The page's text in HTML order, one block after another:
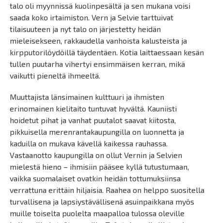
talo oli myynnissä kuolinpesältä ja sen mukana voisi
saada koko irtaimiston. Vern ja Selvie tarttuivat
tilaisuuteen ja nyt talo on järjestetty heidän
mieleisekseen, rakkaudella vanhoista kalusteista ja
kirpputorilöydöillä täydentäen. Kotia laittaessaan kesän
tullen puutarha vihertyi ensimmäisen kerran, mikä
vaikutti pieneltä ihmeeltä.
Muuttajista länsimainen kulttuuri ja ihmisten
erinomainen kielitaito tuntuvat hyvältä. Kauniisti
hoidetut pihat ja vanhat puutalot saavat kiitosta,
pikkuisella merenrantakaupungilla on luonnetta ja
kaduilla on mukava kävellä kaikessa rauhassa.
Vastaanotto kaupungilla on ollut Vernin ja Selvien
mielestä hieno – ihmisiin pääsee kyllä tutustumaan,
vaikka suomalaiset ovatkin heidän tottumuksiinsa
verrattuna erittäin hiljaisia. Raahea on helppo suositella
turvallisena ja lapsiystävällisenä asuinpaikkana myös
muille toiselta puolelta maapalloa tulossa oleville